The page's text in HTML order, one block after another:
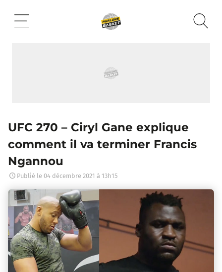
contenu
UFC 270 – Ciryl Gane explique
comment il va terminer Francis
Ngannou
Publié le 04 décembre 2021 à 13h15